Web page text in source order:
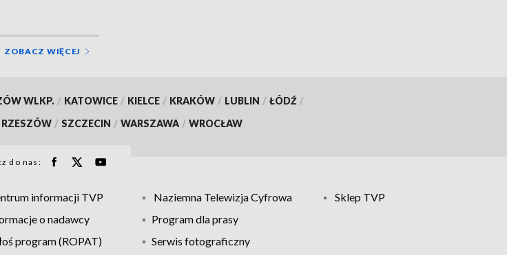
ZOBACZ WIĘCEJ
WLKP. / KATOWICE / KIELCE / KRAKÓW / LUBLIN / ŁÓDŹ /
RZESZÓW / SZCZECIN / WARSZAWA / WROCŁAW
do nas:
informacji TVP Naziemna Telewizja Cyfrowa
Sklep TVP
o nadawcy
Program dla prasy
program (ROPAT)
Serwis fotograficzny